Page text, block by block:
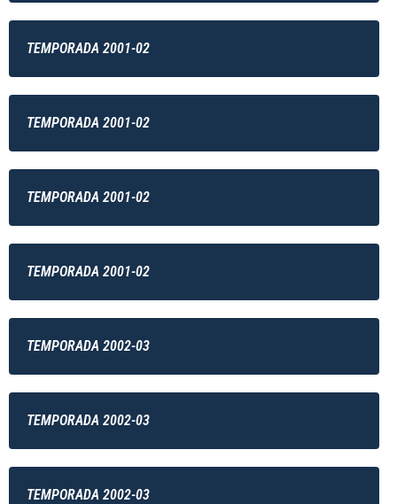
TEMPORADA 2001-02
TEMPORADA 2001-02
TEMPORADA 2001-02
TEMPORADA 2001-02
TEMPORADA 2002-03
TEMPORADA 2002-03
TEMPORADA 2002-03